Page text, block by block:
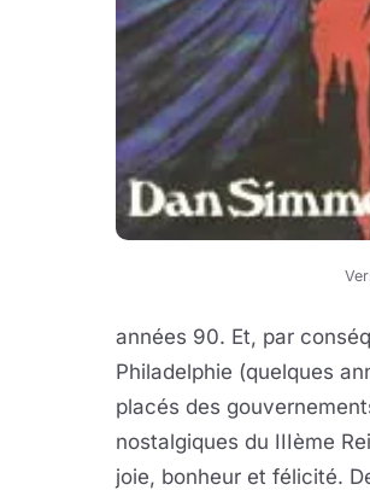
années 90. Et, par
Philadelphie (quelques
placés des
nostalgiques du IIIème
joie, bonheur et félicité.